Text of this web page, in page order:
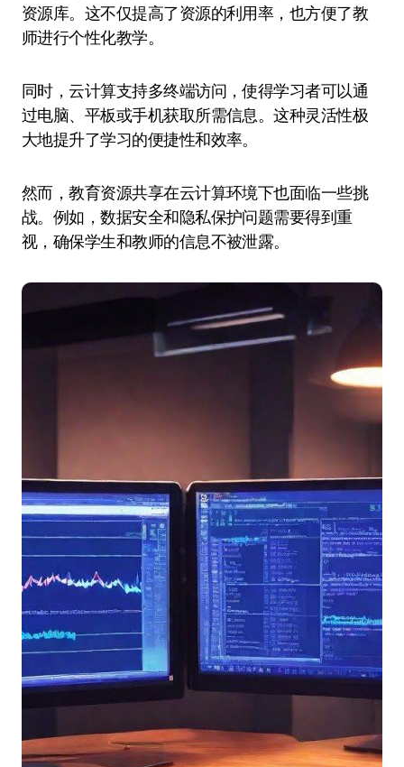
资源库。这不仅提高了资源的利用率，也方便了教
师进行个性化教学。
同时，云计算支持多终端访问，使得学习者可以通
过电脑、平板或手机获取所需信息。这种灵活性极
大地提升了学习的便捷性和效率。
然而，教育资源共享在云计算环境下也面临一些挑
战。例如，数据安全和隐私保护问题需要得到重
视，确保学生和教师的信息不被泄露。